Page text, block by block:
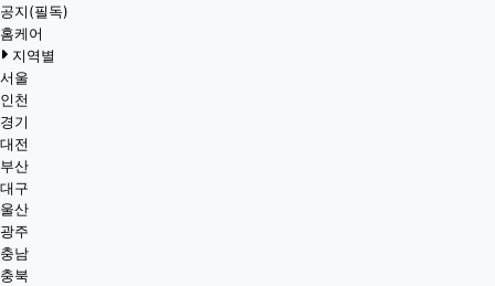
공지(필독)
홈케어
지역별
서울
인천
경기
대전
부산
대구
울산
광주
충남
충북